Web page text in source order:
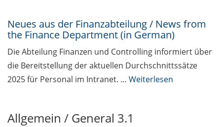
Neues aus der Finanzabteilung / News from
the Finance Department (in German)
Die Abteilung Finanzen und Controlling informiert über
die Bereitstellung der aktuellen Durchschnittssätze
2025 für Personal im Intranet. … Weiterlesen
Allgemein / General 3.1